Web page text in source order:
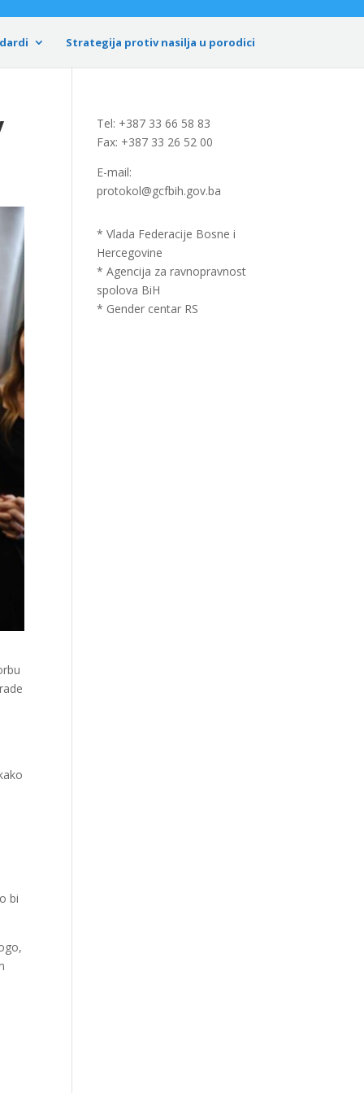
Strategija protiv nasilja u porodici
bi
Tel: +387 33 66 58 83
Fax: +387 33 26 52 00
E-mail:
protokol@gcfbih.gov.ba
* Vlada Federacije Bosne i
Hercegovine
* Agencija za ravnopravnost
spolova BiH
* Gender centar RS